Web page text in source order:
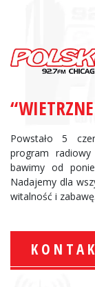
Powstało 5
program
bawimy od
Nadajemy dla
witalność i zabawę.